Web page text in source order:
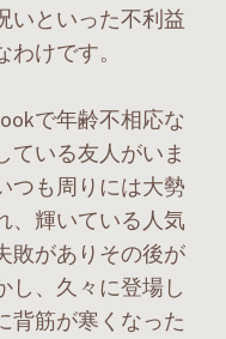
いといった不利益
けです。
で年齢不相応な
ている友人がいま
つも周りには大勢
、輝いている人気
敗がありその後が
し、久々に登場し
背筋が寒くなった